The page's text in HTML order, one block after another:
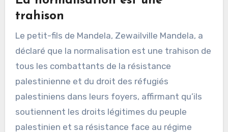
trahison
Le petit-fils de Mandela, Zewailville Mandela, a
déclaré que la normalisation est une trahison de
tous les combattants de la résistance
palestinienne et du droit des réfugiés
palestiniens dans leurs foyers, affirmant qu’ils
soutiennent les droits légitimes du peuple
palestinien et sa résistance face au régime